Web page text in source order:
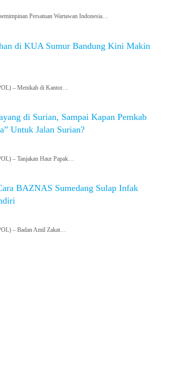
Persatuan Wartawan Indonesia…
di KUA Sumur Bandung Kini Makin
– Menikah di Kantor…
di Surian, Sampai Kapan Pemkab
Untuk Jalan Surian?
– Tanjakan Haur Papak…
BAZNAS Sumedang Sulap Infak
– Badan Amil Zakat…